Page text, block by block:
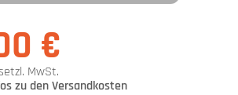
€
MwSt.
zu den Versandkosten